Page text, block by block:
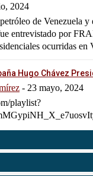
2024
de Venezuela y
entrevistado por
ocurridas en
Hugo Chávez
- 23 mayo, 2024
playlist?